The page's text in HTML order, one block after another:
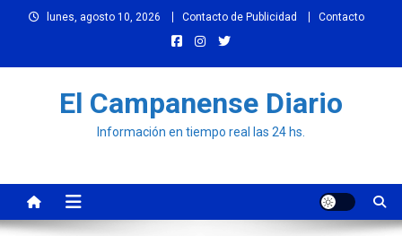
lunes, agosto 10, 2026 Contacto de Publicidad Contacto
El Campanense Diario
Información en tiempo real las 24 hs.